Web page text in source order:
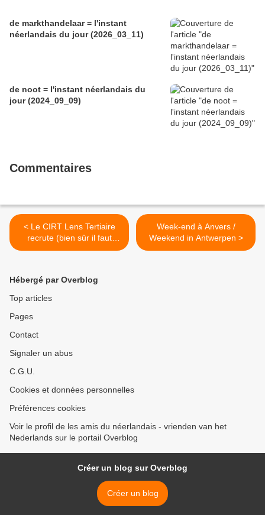
de markthandelaar = l'instant
néerlandais du jour (2026_03_11)
de noot = l'instant néerlandais du
jour (2024_09_09)
Commentaires
< Le CIRT Lens Tertiaire
recrute (bien sûr il faut
parler néerlandais)
Week-end à Anvers /
Weekend in Antwerpen >
Hébergé par Overblog
Top articles
Pages
Contact
Signaler un abus
C.G.U.
Cookies et données personnelles
Préférences cookies
Voir le profil de les amis du néerlandais - vrienden van het
Nederlands sur le portail Overblog
Créer un blog sur Overblog
Créer un blog